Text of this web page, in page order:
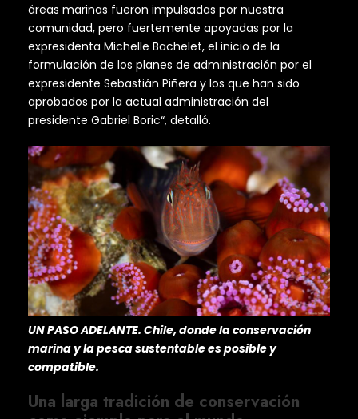
áreas marinas fueron impulsadas por nuestra
comunidad, pero fuertemente apoyadas por la
expresidenta Michelle Bachelet, el inicio de la
formulación de los planes de administración por el
expresidente Sebastián Piñera y los que han sido
aprobados por la actual administración del
presidente Gabriel Boric“, detalló.
UN PASO ADELANTE. Chile, donde la conservación
marina y la pesca sustentable es posible y
compatible.
Una larga tradición de conservación